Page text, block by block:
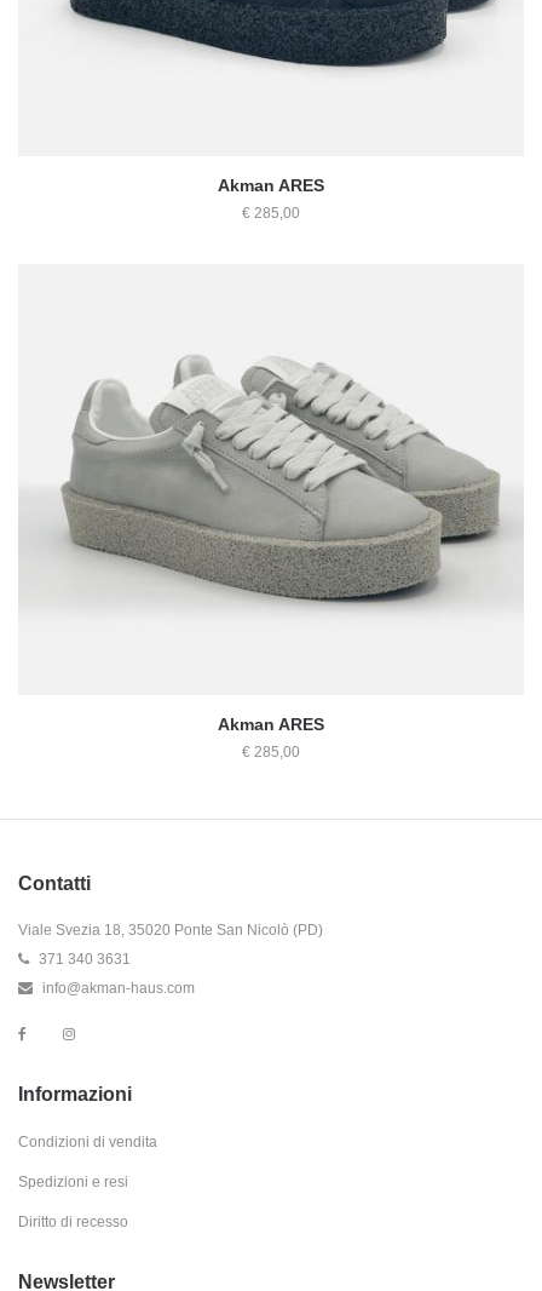
Akman ARES
€ 285,00
Akman ARES
€ 285,00
Contatti
Viale Svezia 18, 35020 Ponte San Nicolò (PD)
371 340 3631
info@akman-haus.com
Informazioni
Condizioni di vendita
Spedizioni e resi
Diritto di recesso
Newsletter